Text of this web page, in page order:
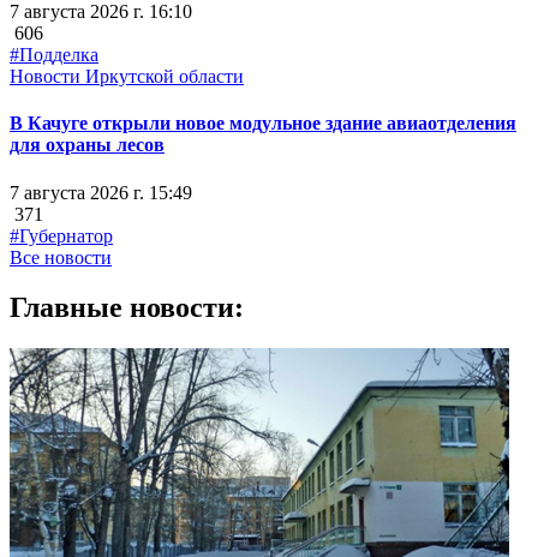
7 августа 2026 г. 16:10
606
#Подделка
Новости Иркутской области
В Качуге открыли новое модульное здание авиаотделения
для охраны лесов
7 августа 2026 г. 15:49
371
#Губернатор
Все новости
Главные новости: